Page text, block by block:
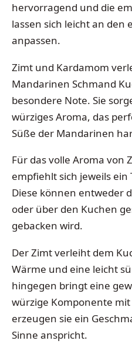
hervorragend und die
lassen sich leicht an den
anpassen.
Zimt und Kardamom
Mandarinen Schmand
besondere Note. Sie
würziges Aroma, das
Süße der Mandarinen
Für das volle Aroma von
empfiehlt sich jeweils ein
Diese können entweder
oder über den Kuchen
gebacken wird.
Der Zimt verleiht dem
Wärme und eine leicht
hingegen bringt eine
würzige Komponente
erzeugen sie ein
Sinne anspricht.